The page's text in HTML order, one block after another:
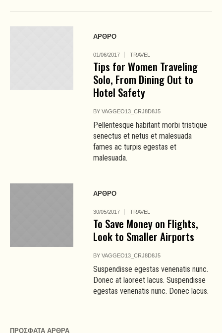
ΑΡΘΡΟ
01/06/2017 TRAVEL
Tips for Women Traveling
Solo, From Dining Out to
Hotel Safety
BYVAGGEO13_CRJ8D8J5
Pellentesque habitant morbi tristique
senectus et netus et malesuada
fames ac turpis egestas et
malesuada.
ΑΡΘΡΟ
30/05/2017 TRAVEL
To Save Money on Flights,
Look to Smaller Airports
BYVAGGEO13_CRJ8D8J5
Suspendisse egestas venenatis nunc.
Donec at laoreet lacus. Suspendisse
egestas venenatis nunc. Donec lacus.
ΠΡΟΣΦΑΤΑ ΑΡΘΡΑ